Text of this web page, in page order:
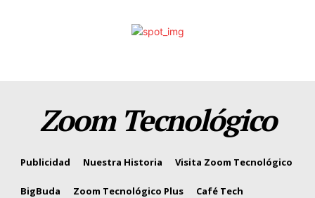
Zoom Tecnológico
Publicidad Nuestra Historia Visita Zoom Tecnológico
BigBuda Zoom Tecnológico Plus Café Tech